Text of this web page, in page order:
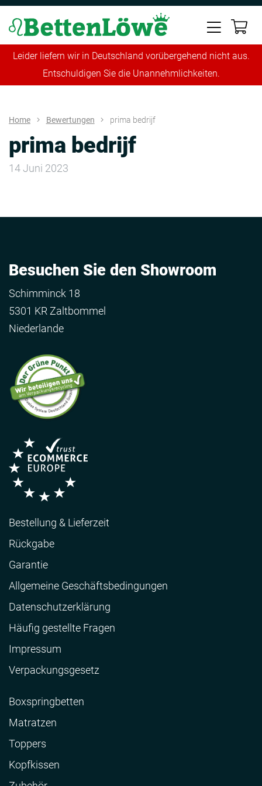
Leider liefern wir in Deutschland vorübergehend nicht aus.
Entschuldigen Sie die Unannehmlichkeiten.
Home Bewertungen prima bedrijf
prima bedrijf
14 Juni 2023
Besuchen Sie den Showroom
Schimminck 18
5301 KR Zaltbommel
Niederlande
Bestellung & Lieferzeit
Rückgabe
Garantie
Allgemeine Geschäftsbedingungen
Datenschutzerklärung
Häufig gestellte Fragen
Impressum
Verpackungsgesetz
Boxspringbetten
Matratzen
Toppers
Kopfkissen